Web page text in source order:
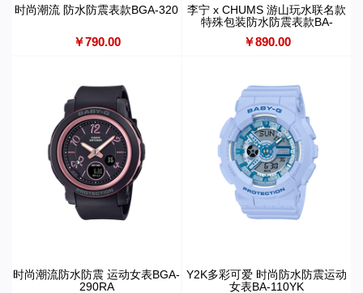
时尚潮流 防水防震表款BGA-320
￥790.00
李宁 x CHUMS 游山玩水联名款
特殊包装防水防震表款BA-
110XLICH25-7PFL
￥890.00
时尚潮流防水防震 运动女表BGA-
290RA
Y2K多彩可爱 时尚防水防震运动
女表BA-110YK